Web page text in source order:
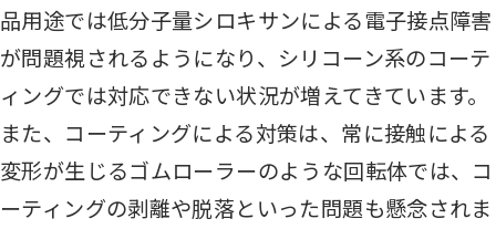
品用途では低分子量シロキサンによる電子接点障害
が問題視されるようになり、シリコーン系のコーテ
ィングでは対応できない状況が増えてきています。
また、コーティングによる対策は、常に接触による
変形が生じるゴムローラーのような回転体では、コ
ーティングの剥離や脱落といった問題も懸念されま